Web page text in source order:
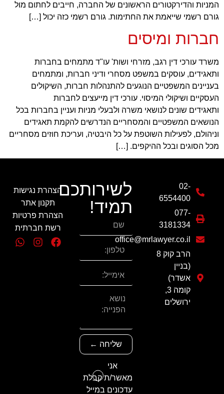
המניות והדירקטורים הראשונים של החברה, חייבים לחתום מול
גורם רשמי שייאמת את החתימות. גורם רשמי כזה יכול […]
חברות ומיסים
משרד עורכי דין רגב, מזרחי ושות' עו"ד מתמחים בחברות
ותאגידים, עוסקים במשפט מסחרי ודיני חברות, ומתמחים
בעניינים המשפטיים הנוגעים להתנהלות חברות, השיקולים
העסקיים ושיקולי המיסוי. עורכי דין מייעצים לחברות
ותאגידים שונים לנושאי משרה ולבעלי מניות ועניין בחברות בכל
הנושאים המשפטיים והמסחריים הנדרשים להקמת תאגידים
וניהולם, לפעילות השוטפת על כל היבטיה, ועריכת חוזים מסחריים
מכל הסוגים ובכל ההיקפים. […]
לשירותכם
תמיד!
אני
מאשר/ת קבלת
עדכונים במייל
שליחה ←
הצהרת נגישות
תקנון אתר
הצהרת פרטיות
רשת חברתית
02-
6554400
077-
3181334
office@mrlawyer.co.il
הרב קוק 8
(בניין
אשדר)
קומה 3,
ירושלים